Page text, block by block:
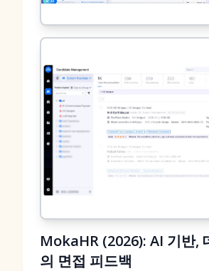
MokaHR (2026): AI 기반,
의 면접 피드백